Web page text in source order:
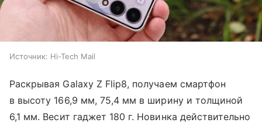
Источник: Hi-Tech Mail
Раскрывая Galaxy Z Flip8, получаем смартфон
в высоту 166,9 мм, 75,4 мм в ширину и толщиной
6,1 мм. Весит гаджет 180 г. Новинка действительно